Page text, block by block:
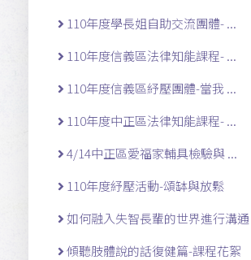
110年度學長姐自助交流團體- ...
110年度信義區法律知能課程- ...
110年度信義區紓壓團體-當我 ...
110年度中正區法律知能課程- ...
4/14中正區愛福家輔具檢驗與 ...
110年度紓壓活動-頌缽與放鬆
如何融入失智長輩的世界進行溝通
傾聽肢體說的話復健篇-課程花絮